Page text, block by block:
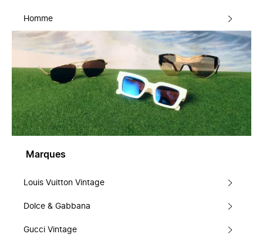
Homme
Marques
Louis Vuitton Vintage
Dolce & Gabbana
Gucci Vintage